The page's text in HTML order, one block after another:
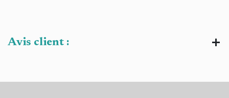
Avis client :